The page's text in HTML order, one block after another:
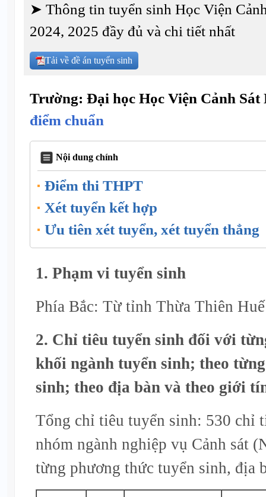
➤ Thông tin tuyển sinh Học Viện
2024, 2025 đầy đủ và chi tiết nhất
Tải về đề án tuyển sinh
Trường: Đại học Học Viện Cảnh Sát
điểm chuẩn
Nội dung chính
Điểm thi THPT
Xét tuyển kết hợp
Ưu tiên xét tuyển, xét tuyển thẳng
1. Phạm vi tuyển sinh
Phía Bắc: Từ tỉnh Thừa Thiên
2. Chỉ tiêu tuyển sinh đối với
khối ngành tuyển sinh; theo
sinh; theo địa bàn và theo giới
Tổng chỉ tiêu tuyển sinh: 530 chỉ
nhóm ngành nghiệp vụ Cảnh sát
từng phương thức tuyển sinh, địa